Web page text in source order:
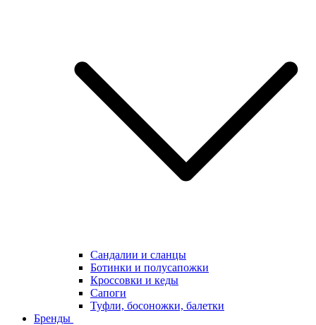
Сандалии и сланцы
Ботинки и полусапожки
Кроссовки и кеды
Сапоги
Туфли, босоножки, балетки
Бренды